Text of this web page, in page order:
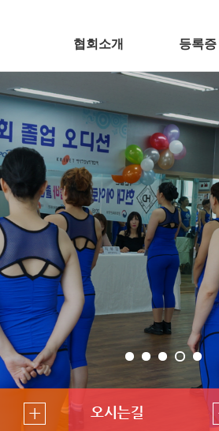
협회소개
협회장 인사말
협회장 연혁
추진사업
조직도
오시는 길
등록증